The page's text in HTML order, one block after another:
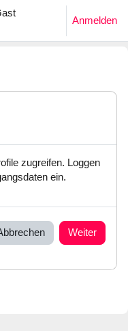
Anmelden
zugreifen. Loggen
ein.
Weiter